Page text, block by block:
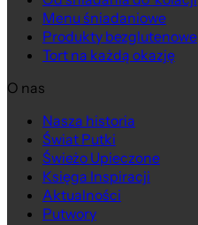
Menu śniadaniowe
Produkty bezglutenowe
Tort na każdą okazję
O nas
Nasza historia
Świat Putki
Świeżo Upieczone
Księga Inspiracji
Aktualności
Putwory